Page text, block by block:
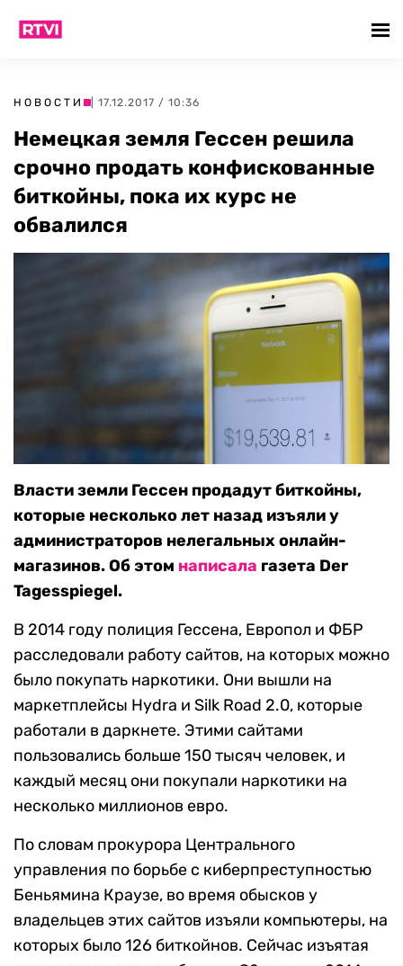
НОВОСТИ | 17.12.2017 / 10:36
Немецкая земля Гессен решила
срочно продать конфискованные
биткойны, пока их курс не
обвалился
Власти земли Гессен продадут биткойны,
которые несколько лет назад изъяли у
администраторов нелегальных онлайн-
магазинов. Об этом написала газета Der
Tagesspiegel.
В 2014 году полиция Гессена, Европол и ФБР
расследовали работу сайтов, на которых можно
было покупать наркотики. Они вышли на
маркетплейсы Hydra и Silk Road 2.0, которые
работали в даркнете. Этими сайтами
пользовались больше 150 тысяч человек, и
каждый месяц они покупали наркотики на
несколько миллионов евро.
По словам прокурора Центрального
управления по борьбе с киберпреступностью
Беньямина Краузе, во время обысков у
владельцев этих сайтов изъяли компьютеры, на
которых было 126 биткойнов. Сейчас изъятая